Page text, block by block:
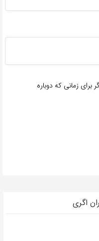
برای زمانی که دوباره
اگری